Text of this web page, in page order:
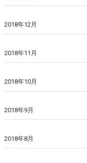
2018年12月
2018年11月
2018年10月
2018年9月
2018年8月